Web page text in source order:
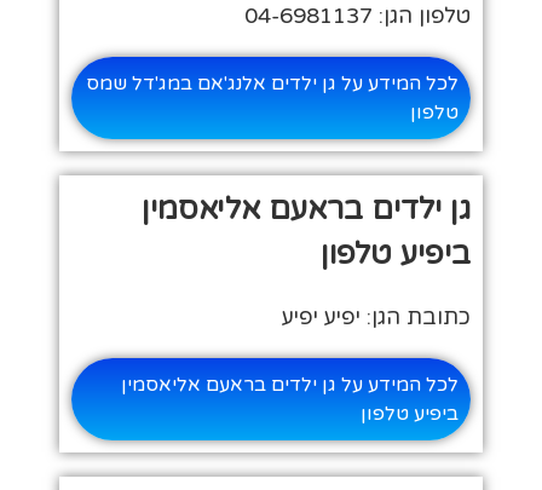
טלפון הגן: 04-6981137
לכל המידע על גן ילדים אלנג'אם במג'דל שמס
טלפון
גן ילדים בראעם אליאסמין
ביפיע טלפון
כתובת הגן: יפיע יפיע
לכל המידע על גן ילדים בראעם אליאסמין
ביפיע טלפון